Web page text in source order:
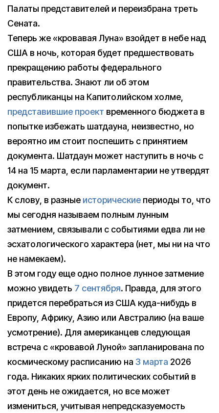
Палаты представителей и переизбрана треть
Сената.
Теперь же «кровавая Луна» взойдет в небе над
США в ночь, которая будет предшествовать
прекращению работы федерального
правительства. Знают ли об этом
республиканцы на Капитолийском холме,
представившие проект временного бюджета в
попытке избежать шатдауна, неизвестно, но
вероятно им стоит поспешить с принятием
документа. Шатдаун может наступить в ночь с
14 на 15 марта, если парламентарии не утвердят
документ.
К слову, в разные исторические периоды то, что
мы сегодня называем полным лунным
затмением, связывали с событиями едва ли не
эсхатологического характера (нет, мы ни на что
не намекаем).
В этом году еще одно полное лунное затмение
можно увидеть 7 сентября. Правда, для этого
придется перебраться из США куда-нибудь в
Европу, Африку, Азию или Австралию (на ваше
усмотрение). Для американцев следующая
встреча с «кровавой Луной» запланирована по
космическому расписанию на 3 марта 2026
года. Никаких ярких политических событий в
этот день не ожидается, но все может
измениться, учитывая непредсказуемость